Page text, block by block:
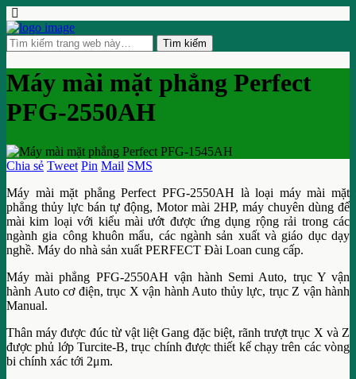
Máy mài mặt phẳng Perfect
PFG-2550AH
Chia sẻ Tweet Pin Mail SMS
Máy mài mặt phẳng Perfect PFG-2550AH là loại máy mài mặt
phẳng thủy lực bán tự động, Motor mài 2HP, máy chuyên dùng để
mài kim loại với kiểu mài ướt được ứng dụng rộng rải trong các
ngành gia công khuôn mẩu, các ngành sản xuất và giáo dục dạy
nghề. Máy do nhà sản xuất PERFECT Đài Loan cung cấp.
Máy mài phẳng PFG-2550AH vận hành Semi Auto, trục Y vận
hành Auto cơ điện, trục X vận hành Auto thủy lực, trục Z vận hành
Manual.
Thân máy được đúc từ vật liệt Gang đặc biệt, rãnh trượt trục X và Z
được phủ lớp Turcite-B, trục chính được thiết kế chạy trên các vòng
bi chính xác tới 2μm.